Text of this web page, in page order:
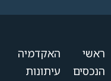
ראשי
הנכסים
האקדמיה
עיתונות